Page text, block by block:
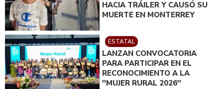
HACIA TRÁILER Y CAUSÓ SU
MUERTE EN MONTERREY
ESTATAL
LANZAN CONVOCATORIA
PARA PARTICIPAR EN EL
RECONOCIMIENTO A LA
''MUJER RURAL 2026''